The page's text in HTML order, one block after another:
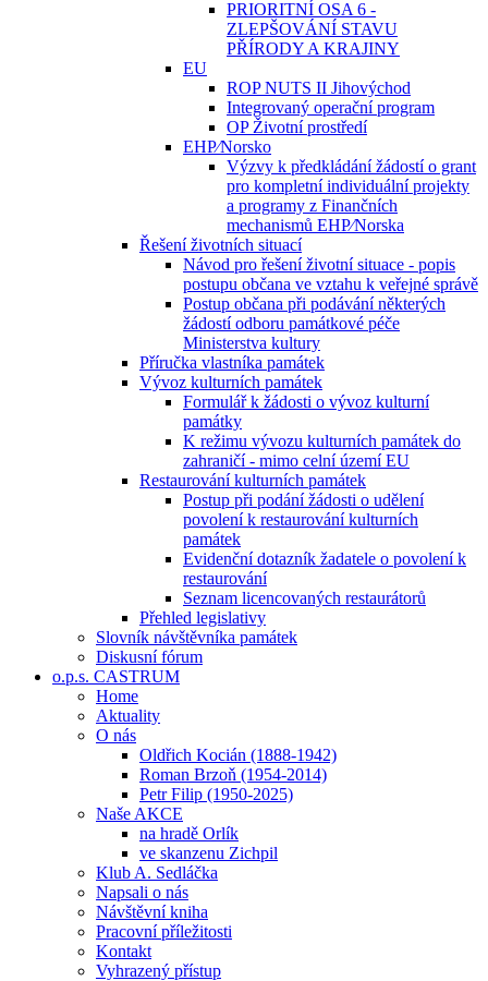
PRIORITNÍ OSA 6 -
ZLEPŠOVÁNÍ STAVU
PŘÍRODY A KRAJINY
EU
ROP NUTS II Jihovýchod
Integrovaný operační program
OP Životní prostředí
EHP⁄Norsko
Výzvy k předkládání žádostí o grant
pro kompletní individuální projekty
a programy z Finančních
mechanismů EHP⁄Norska
Řešení životních situací
Návod pro řešení životní situace - popis
postupu občana ve vztahu k veřejné správě
Postup občana při podávání některých
žádostí odboru památkové péče
Ministerstva kultury
Příručka vlastníka památek
Vývoz kulturních památek
Formulář k žádosti o vývoz kulturní
památky
K režimu vývozu kulturních památek do
zahraničí - mimo celní území EU
Restaurování kulturních památek
Postup při podání žádosti o udělení
povolení k restaurování kulturních
památek
Evidenční dotazník žadatele o povolení k
restaurování
Seznam licencovaných restaurátorů
Přehled legislativy
Slovník návštěvníka památek
Diskusní fórum
o.p.s. CASTRUM
Home
Aktuality
O nás
Oldřich Kocián (1888-1942)
Roman Brzoň (1954-2014)
Petr Filip (1950-2025)
Naše AKCE
na hradě Orlík
ve skanzenu Zichpil
Klub A. Sedláčka
Napsali o nás
Návštěvní kniha
Pracovní příležitosti
Kontakt
Vyhrazený přístup